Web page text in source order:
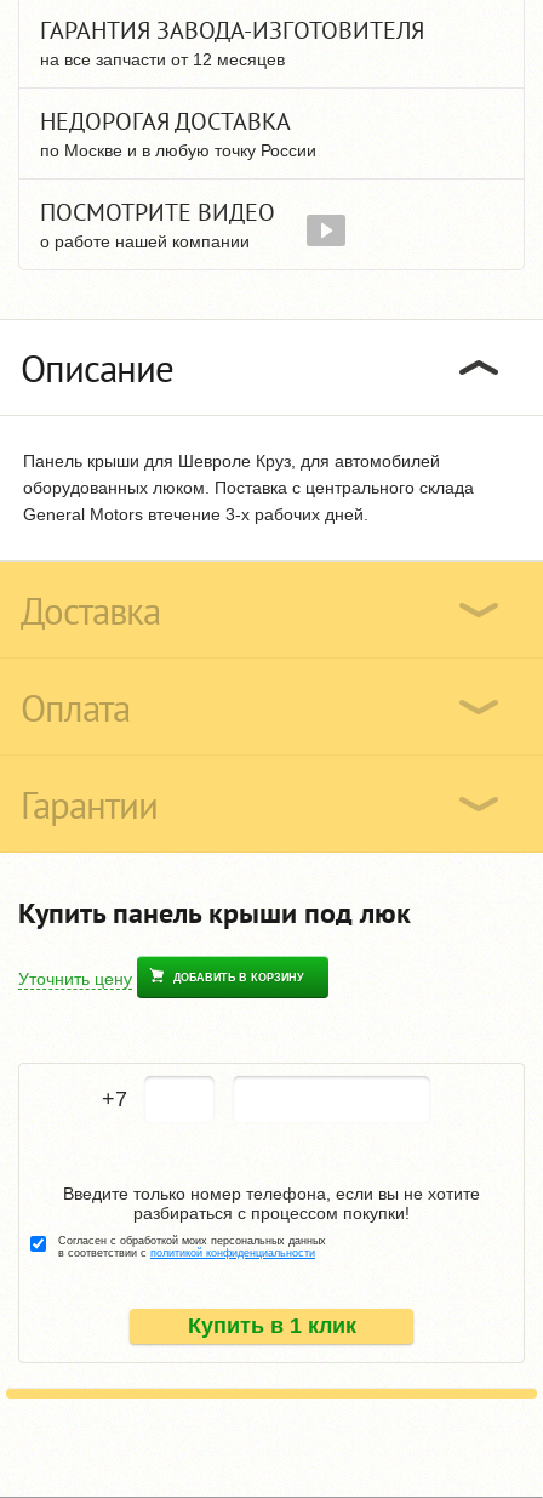
ГАРАНТИЯ ЗАВОДА-ИЗГОТОВИТЕЛЯ
на все запчасти от 12 месяцев
НЕДОРОГАЯ ДОСТАВКА
по Москве и в любую точку России
ПОСМОТРИТЕ ВИДЕО
о работе нашей компании
Описание
Панель крыши для Шевроле Круз, для автомобилей
оборудованных люком. Поставка с центрального склада
General Motors втечение 3-х рабочих дней.
Доставка
Оплата
Гарантии
Купить панель крыши под люк
Уточнить цену ДОБАВИТЬ В КОРЗИНУ
+7
Купить в 1 клик
Введите только номер телефона, если вы не хотите
разбираться с процессом покупки!
Согласен с обработкой моих персональных данных
в соответствии с политикой конфиденциальности